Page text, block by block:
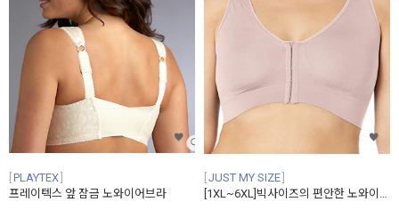
PLAYTEX
프레이텍스 앞 잠금 노와이어브라
JUST MY SIZE